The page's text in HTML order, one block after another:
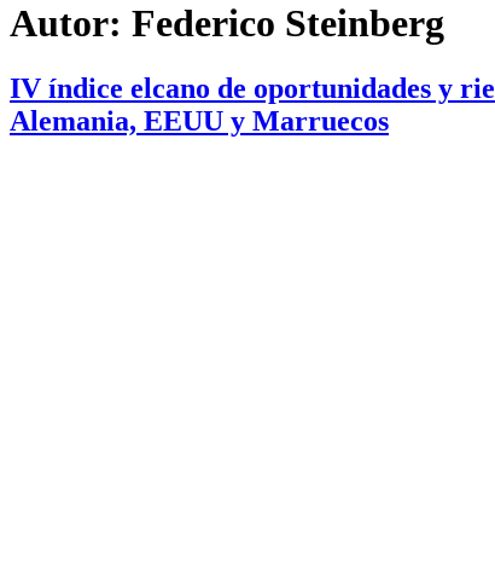
Autor: Federico Steinberg
IV índice elcano de oportunidades y
Alemania, EEUU y Marruecos